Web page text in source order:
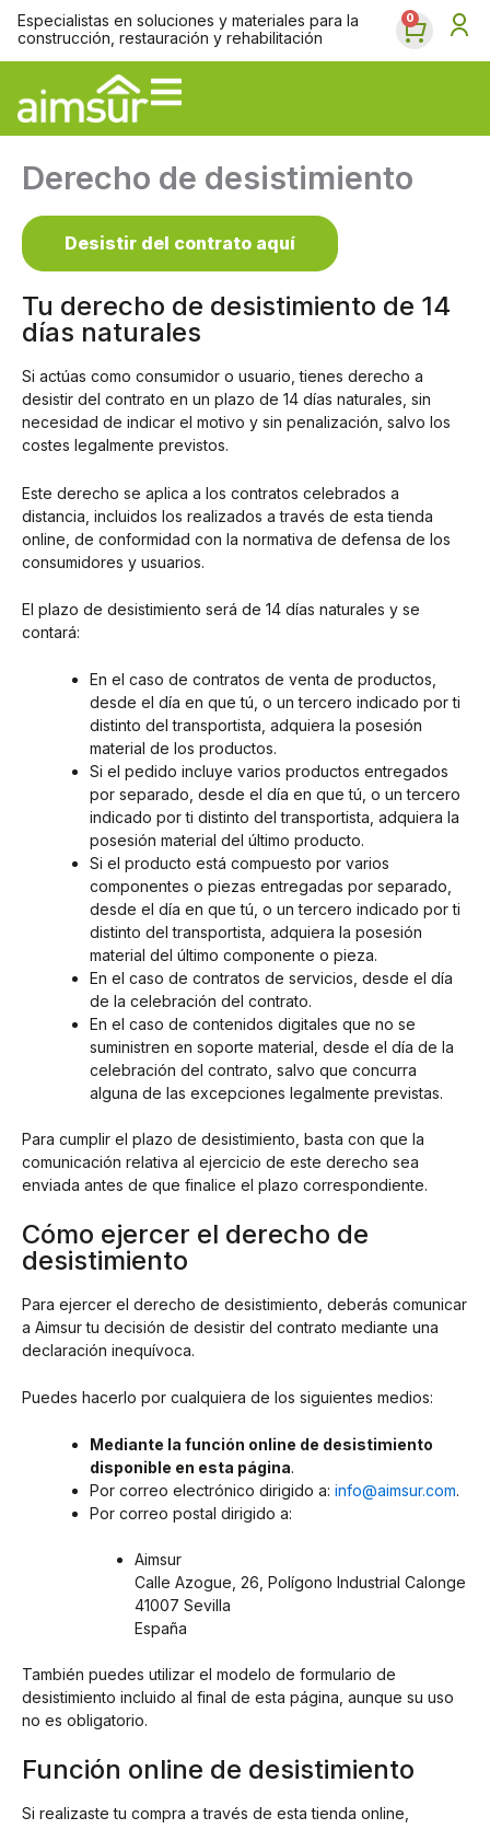
Especialistas en soluciones y materiales para la
construcción, restauración y rehabilitación
0
Derecho de desistimiento
Desistir del contrato aquí
Tu derecho de desistimiento de 14
días naturales
Si actúas como consumidor o usuario, tienes derecho a
desistir del contrato en un plazo de 14 días naturales, sin
necesidad de indicar el motivo y sin penalización, salvo los
costes legalmente previstos.
Este derecho se aplica a los contratos celebrados a
distancia, incluidos los realizados a través de esta tienda
online, de conformidad con la normativa de defensa de los
consumidores y usuarios.
El plazo de desistimiento será de 14 días naturales y se
contará:
En el caso de contratos de venta de productos,
desde el día en que tú, o un tercero indicado por ti
distinto del transportista, adquiera la posesión
material de los productos.
Si el pedido incluye varios productos entregados
por separado, desde el día en que tú, o un tercero
indicado por ti distinto del transportista, adquiera la
posesión material del último producto.
Si el producto está compuesto por varios
componentes o piezas entregadas por separado,
desde el día en que tú, o un tercero indicado por ti
distinto del transportista, adquiera la posesión
material del último componente o pieza.
En el caso de contratos de servicios, desde el día
de la celebración del contrato.
En el caso de contenidos digitales que no se
suministren en soporte material, desde el día de la
celebración del contrato, salvo que concurra
alguna de las excepciones legalmente previstas.
Para cumplir el plazo de desistimiento, basta con que la
comunicación relativa al ejercicio de este derecho sea
enviada antes de que finalice el plazo correspondiente.
Cómo ejercer el derecho de
desistimiento
Para ejercer el derecho de desistimiento, deberás comunicar
a Aimsur tu decisión de desistir del contrato mediante una
declaración inequívoca.
Puedes hacerlo por cualquiera de los siguientes medios:
Mediante la función online de desistimiento
disponible en esta página.
Por correo electrónico dirigido a: info@aimsur.com.
Por correo postal dirigido a:
Aimsur
Calle Azogue, 26, Polígono Industrial Calonge
41007 Sevilla
España
También puedes utilizar el modelo de formulario de
desistimiento incluido al final de esta página, aunque su uso
no es obligatorio.
Función online de desistimiento
Si realizaste tu compra a través de esta tienda online,